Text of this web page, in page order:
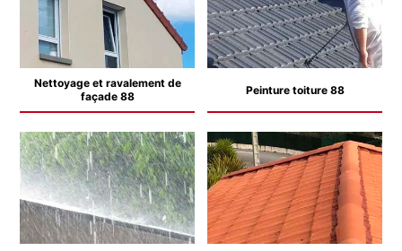
Nettoyage et ravalement de
façade 88
Peinture toiture 88